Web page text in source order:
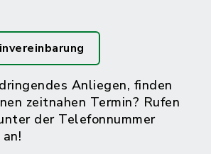
Anliegen, finden
zeitnahen Termin? Rufen
der Telefonnummer